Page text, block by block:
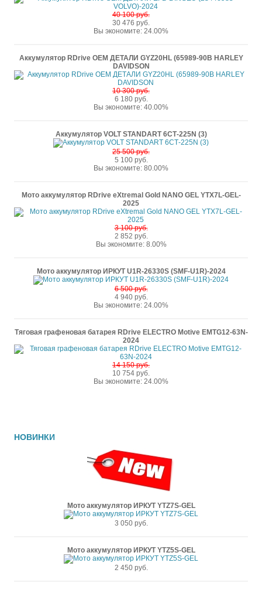
40 100 руб.
30 476 руб.
Вы экономите: 24.00%
Аккумулятор RDrive OEM ДЕТАЛИ GYZ20HL (65989-90B HARLEY
DAVIDSON
10 300 руб.
6 180 руб.
Вы экономите: 40.00%
Аккумулятор VOLT STANDART 6СТ-225N (3)
25 500 руб.
5 100 руб.
Вы экономите: 80.00%
Мото аккумулятор RDrive eXtremal Gold NANO GEL YTX7L-GEL-
2025
3 100 руб.
2 852 руб.
Вы экономите: 8.00%
Мото аккумулятор ИРКУТ U1R-26330S (SMF-U1R)-2024
6 500 руб.
4 940 руб.
Вы экономите: 24.00%
Тяговая графеновая батарея RDrive ELECTRO Motive EMTG12-63N-
2024
14 150 руб.
10 754 руб.
Вы экономите: 24.00%
НОВИНКИ
Мото аккумулятор ИРКУТ YTZ7S-GEL
3 050 руб.
Мото аккумулятор ИРКУТ YTZ5S-GEL
2 450 руб.